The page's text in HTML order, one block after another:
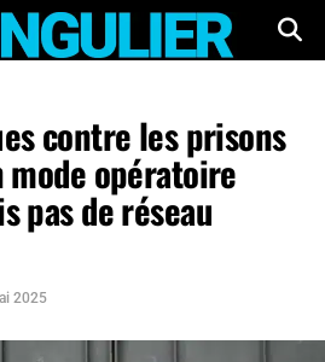
contre les prisons
opératoire
pas de réseau
2025